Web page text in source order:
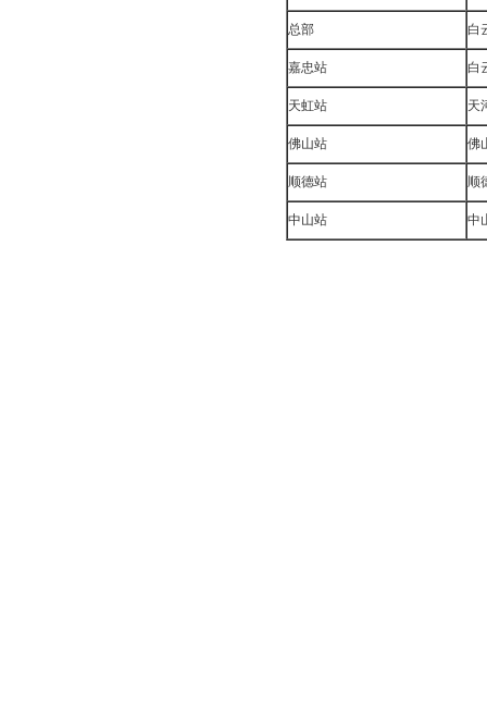
总部 白
嘉忠站 白
天虹站 天
佛山站 佛
顺德站 顺
中山站 中